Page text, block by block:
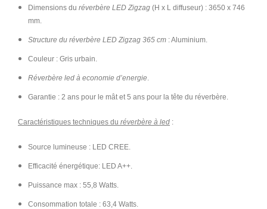
Dimensions du réverbère LED Zigzag (H x L diffuseur) : 3650 x 746
mm.
Structure du réverbère LED Zigzag 365 cm : Aluminium.
Couleur : Gris urbain.
Réverbère led à economie d’energie
Garantie : 2 ans pour le mât et 5 ans pour la tête du réverbère.
Caractéristiques techniques du réverbère à led :
Source lumineuse : LED CREE.
Efficacité énergétique: LED A++.
Puissance max : 55,8 Watts.
Consommation totale : 63,4 Watts.